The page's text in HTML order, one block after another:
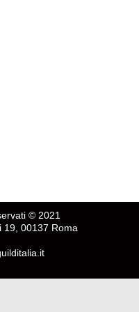
© 2021
19, 00137 Roma